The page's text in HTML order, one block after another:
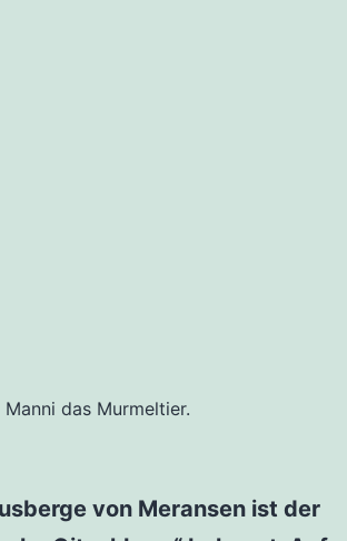
Manni das Murmeltier.
von Meransen ist der